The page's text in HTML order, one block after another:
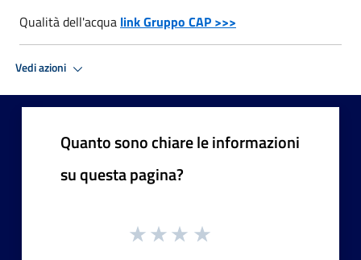
Qualità dell'acqua link Gruppo CAP >>>
Vedi azioni
Quanto sono chiare le informazioni
su questa pagina?